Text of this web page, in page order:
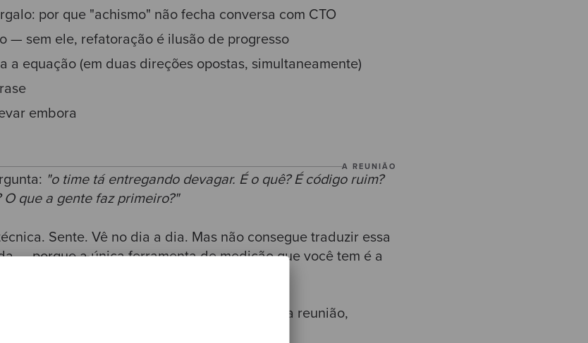
por que "achismo" não fecha conversa com CTO
— sem ele, refatoração é ilusão de progresso
a equação (em duas direções opostas, simultaneamente)
embora
A REUNIÃO
"o time tá entregando devagar. É o quê? É código ruim?
que a gente faz primeiro?"
Sente. Vê no dia a dia. Mas não consegue traduzir essa
— porque a única ferramenta de medição que você tem é a
no idioma do CTO, vira "achismo".
Nada muda. Daqui a três meses, mesma reunião,